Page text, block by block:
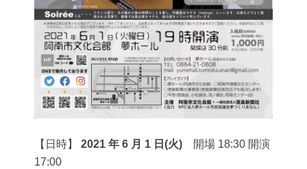
【日時】 2021 年 6 月 1 日(火)
開場 18:30 開演
17:00